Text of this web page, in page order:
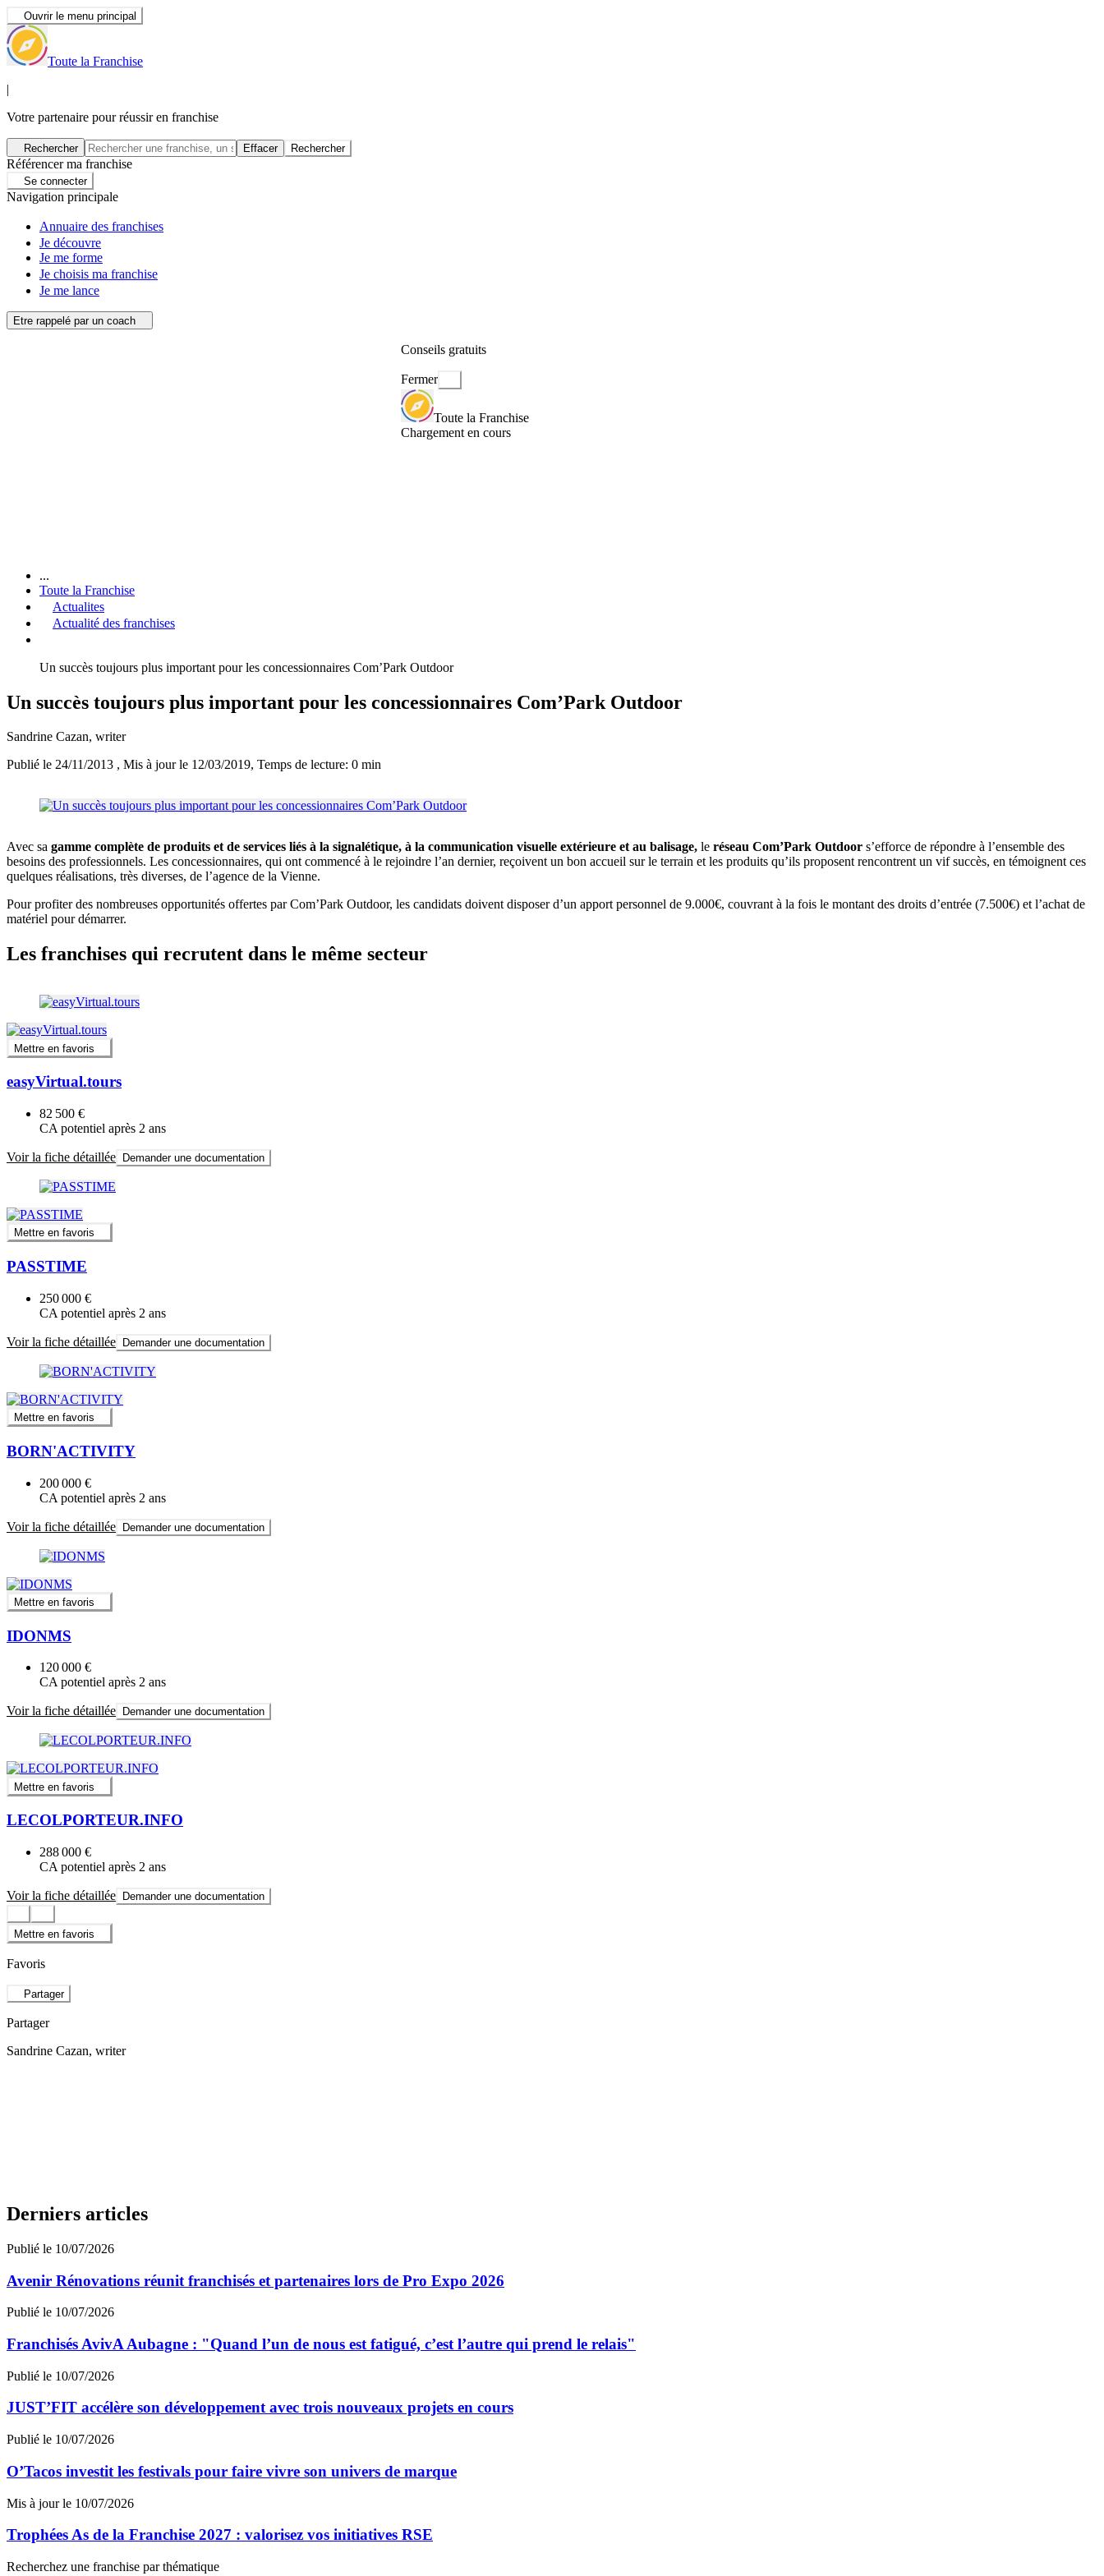
Ouvrir le menu principal
Toute la Franchise
|
Votre partenaire pour réussir en franchise
Rechercher Effacer Rechercher
Référencer ma franchise
Se connecter
Navigation principale
Annuaire des franchises
Je découvre
Je me forme
Je choisis ma franchise
Je me lance
Etre rappelé par un coach
Conseils gratuits
Fermer
Toute la Franchise
Chargement en cours
...
Toute la Franchise
Actualites
Actualité des franchises
Un succès toujours plus important pour les concessionnaires Com’Park Outdoor
Un succès toujours plus important pour les concessionnaires Com’Park Outdoor
Sandrine Cazan, writer
Publié le 24/11/2013 , Mis à jour le 12/03/2019, Temps de lecture: 0 min
Avec sa gamme complète de produits et de services liés à la signalétique, à la communication visuelle extérieure et au balisage, le réseau Com’Park Outdoor s’efforce de répondre à l’ensemble des
besoins des professionnels. Les concessionnaires, qui ont commencé à le rejoindre l’an dernier, reçoivent un bon accueil sur le terrain et les produits qu’ils proposent rencontrent un vif succès, en témoignent ces
quelques réalisations, très diverses, de l’agence de la Vienne.
Pour profiter des nombreuses opportunités offertes par Com’Park Outdoor, les candidats doivent disposer d’un apport personnel de 9.000€, couvrant à la fois le montant des droits d’entrée (7.500€) et l’achat de
matériel pour démarrer.
Les franchises qui recrutent dans le même secteur
Mettre en favoris
easyVirtual.tours
82 500 €
CA potentiel après 2 ans
Voir la fiche détaillée Demander une documentation
Mettre en favoris
PASSTIME
250 000 €
CA potentiel après 2 ans
Voir la fiche détaillée Demander une documentation
Mettre en favoris
BORN'ACTIVITY
200 000 €
CA potentiel après 2 ans
Voir la fiche détaillée Demander une documentation
Mettre en favoris
IDONMS
120 000 €
CA potentiel après 2 ans
Voir la fiche détaillée Demander une documentation
Mettre en favoris
LECOLPORTEUR.INFO
288 000 €
CA potentiel après 2 ans
Voir la fiche détaillée Demander une documentation
Mettre en favoris
Favoris
Partager
Partager
Sandrine Cazan, writer
Derniers articles
Publié le 10/07/2026
Avenir Rénovations réunit franchisés et partenaires lors de Pro Expo 2026
Publié le 10/07/2026
Franchisés AvivA Aubagne : "Quand l’un de nous est fatigué, c’est l’autre qui prend le relais"
Publié le 10/07/2026
JUST’FIT accélère son développement avec trois nouveaux projets en cours
Publié le 10/07/2026
O’Tacos investit les festivals pour faire vivre son univers de marque
Mis à jour le 10/07/2026
Trophées As de la Franchise 2027 : valorisez vos initiatives RSE
Recherchez une franchise par thématique